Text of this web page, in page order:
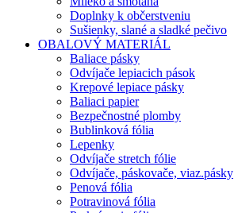
Doplnky k občerstveniu
Sušienky, slané a sladké pečivo
OBALOVÝ MATERIÁL
Baliace pásky
Odvíjače lepiacich pások
Krepové lepiace pásky
Baliaci papier
Bezpečnostné plomby
Bublinková fólia
Lepenky
Odvíjače stretch fólie
Odvíjače, páskovače, viaz.pásky
Penová fólia
Potravinová fólia